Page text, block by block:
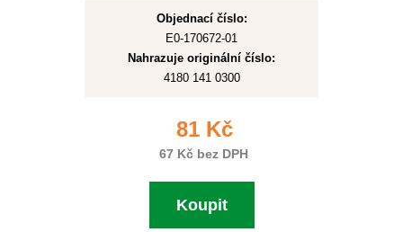
Objednací číslo:
E0-170672-01
Nahrazuje originální číslo:
4180 141 0300
81 Kč
67 Kč bez DPH
Koupit